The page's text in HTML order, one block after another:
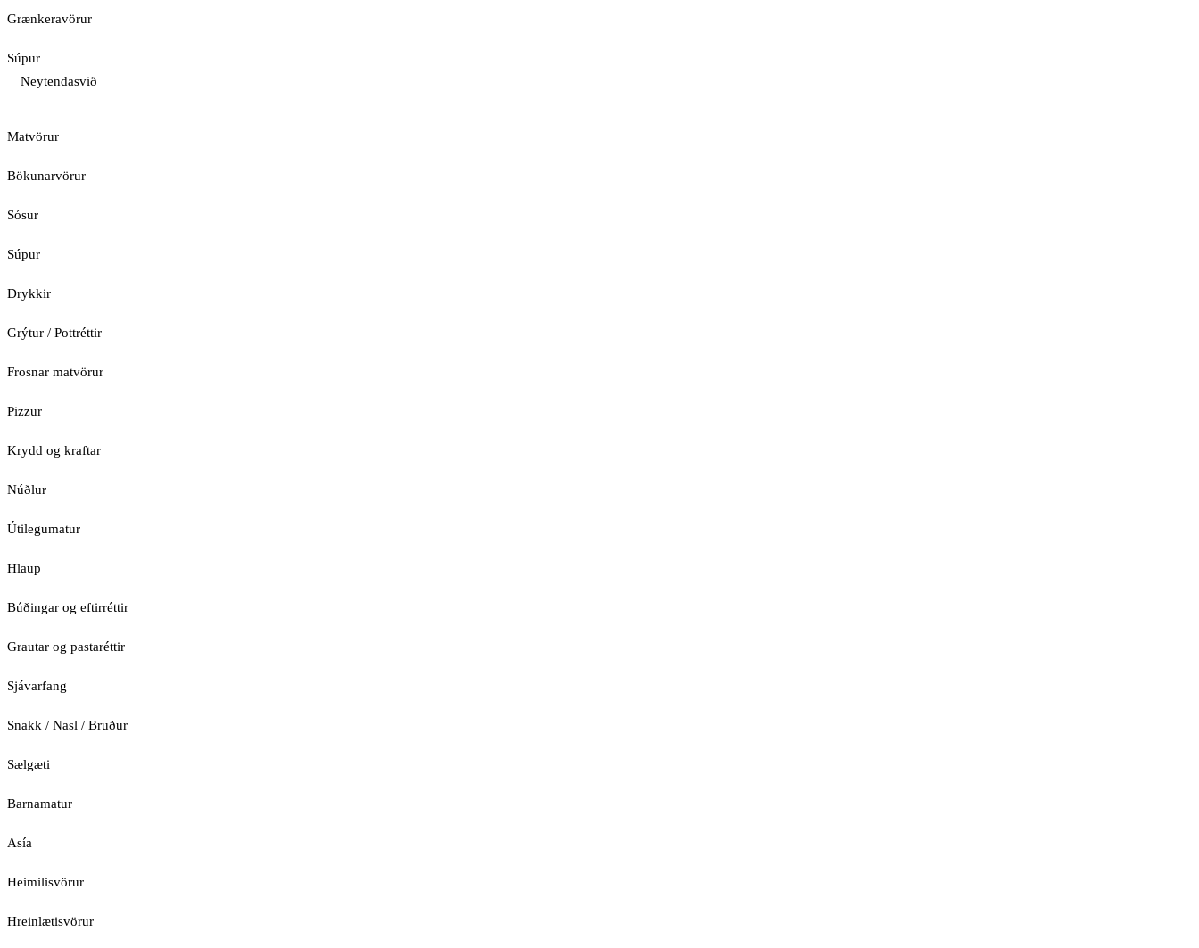
Grænkeravörur
Súpur
Neytendasvið
Matvörur
Bökunarvörur
Sósur
Súpur
Drykkir
Grýtur / Pottréttir
Frosnar matvörur
Pizzur
Krydd og kraftar
Núðlur
Útilegumatur
Hlaup
Búðingar og eftirréttir
Grautar og pastaréttir
Sjávarfang
Snakk / Nasl / Bruður
Sælgæti
Barnamatur
Asía
Heimilisvörur
Hreinlætisvörur